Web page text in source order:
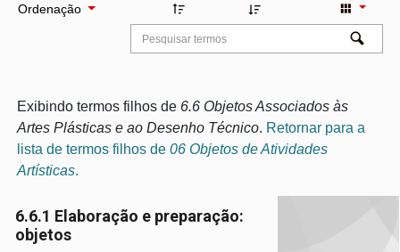
Ordenação
Exibindo termos filhos de 6.6 Objetos Associados às
Artes Plásticas e ao Desenho Técnico. Retornar para a
lista de termos filhos de 06 Objetos de Atividades
Artísticas.
6.6.1 Elaboração e preparação:
objetos